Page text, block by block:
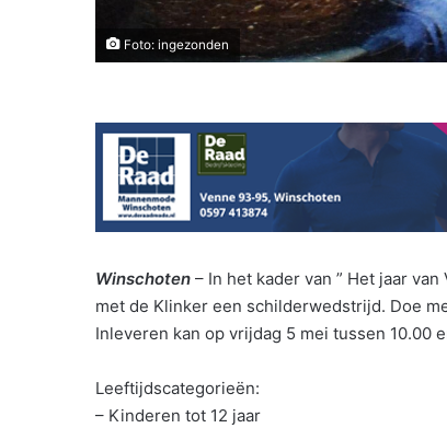
Foto: ingezonden
Winschoten – In het kader van ” Het jaar
met de Klinker een schilderwedstrijd. Doe
Inleveren kan op vrijdag 5 mei tussen 10.00
Leeftijdscategorieën:
– Kinderen tot 12 jaar